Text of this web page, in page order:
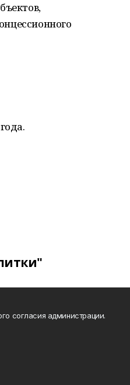
согласия администрации.